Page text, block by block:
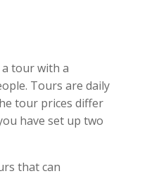
tour with a
Tours are daily
tour prices differ
have set up two
that can